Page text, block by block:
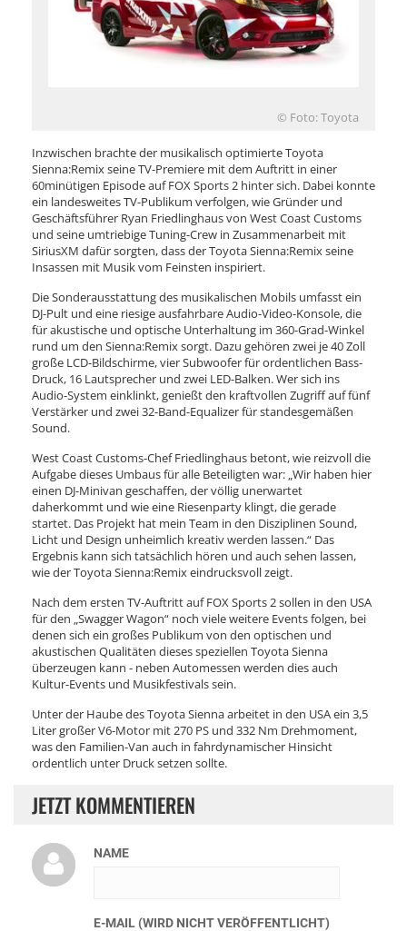
© Foto: Toyota
Inzwischen brachte der musikalisch optimierte Toyota
Sienna:Remix seine TV-Premiere mit dem Auftritt in einer
60minütigen Episode auf FOX Sports 2 hinter sich. Dabei konnte
ein landesweites TV-Publikum verfolgen, wie Gründer und
Geschäftsführer Ryan Friedlinghaus von West Coast Customs
und seine umtriebige Tuning-Crew in Zusammenarbeit mit
SiriusXM dafür sorgten, dass der Toyota Sienna:Remix seine
Insassen mit Musik vom Feinsten inspiriert.
Die Sonderausstattung des musikalischen Mobils umfasst ein
DJ-Pult und eine riesige ausfahrbare Audio-Video-Konsole, die
für akustische und optische Unterhaltung im 360-Grad-Winkel
rund um den Sienna:Remix sorgt. Dazu gehören zwei je 40 Zoll
große LCD-Bildschirme, vier Subwoofer für ordentlichen Bass-
Druck, 16 Lautsprecher und zwei LED-Balken. Wer sich ins
Audio-System einklinkt, genießt den kraftvollen Zugriff auf fünf
Verstärker und zwei 32-Band-Equalizer für standesgemäßen
Sound.
West Coast Customs-Chef Friedlinghaus betont, wie reizvoll die
Aufgabe dieses Umbaus für alle Beteiligten war: „Wir haben hier
einen DJ-Minivan geschaffen, der völlig unerwartet
daherkommt und wie eine Riesenparty klingt, die gerade
startet. Das Projekt hat mein Team in den Disziplinen Sound,
Licht und Design unheimlich kreativ werden lassen.“ Das
Ergebnis kann sich tatsächlich hören und auch sehen lassen,
wie der Toyota Sienna:Remix eindrucksvoll zeigt.
Nach dem ersten TV-Auftritt auf FOX Sports 2 sollen in den USA
für den „Swagger Wagon“ noch viele weitere Events folgen, bei
denen sich ein großes Publikum von den optischen und
akustischen Qualitäten dieses speziellen Toyota Sienna
überzeugen kann - neben Automessen werden dies auch
Kultur-Events und Musikfestivals sein.
Unter der Haube des Toyota Sienna arbeitet in den USA ein 3,5
Liter großer V6-Motor mit 270 PS und 332 Nm Drehmoment,
was den Familien-Van auch in fahrdynamischer Hinsicht
ordentlich unter Druck setzen sollte.
JETZT KOMMENTIEREN
NAME
E-MAIL (WIRD NICHT VERÖFFENTLICHT)